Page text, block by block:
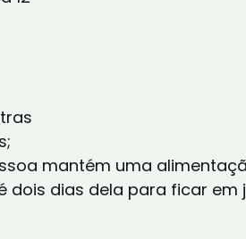
dois dias dela para ficar em